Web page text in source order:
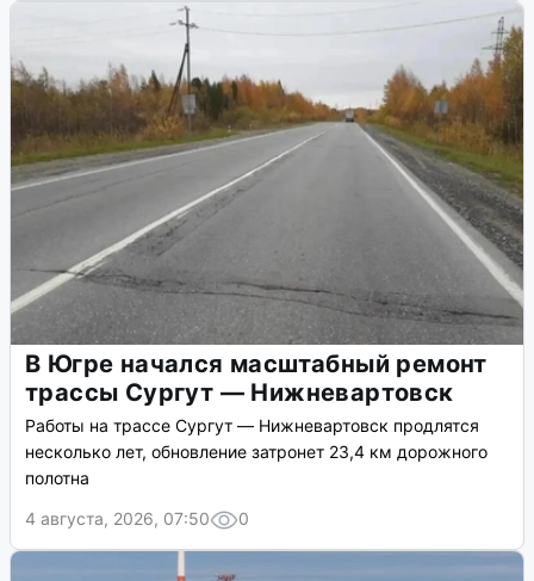
В Югре начался масштабный ремонт
трассы Сургут — Нижневартовск
Работы на трассе Сургут — Нижневартовск продлятся
несколько лет, обновление затронет 23,4 км дорожного
полотна
4 августа, 2026, 07:50
0